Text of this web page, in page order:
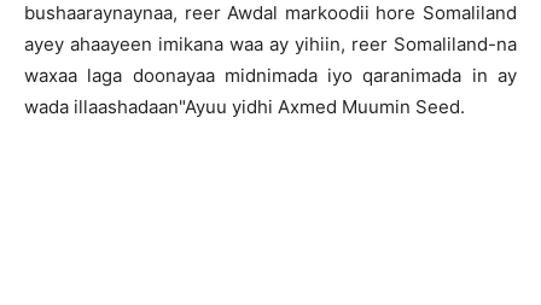
bushaaraynaynaa, reer Awdal markoodii hore Somaliland
ayey ahaayeen imikana waa ay yihiin, reer Somaliland-na
waxaa laga doonayaa midnimada iyo qaranimada in ay
wada illaashadaan"Ayuu yidhi Axmed Muumin Seed.